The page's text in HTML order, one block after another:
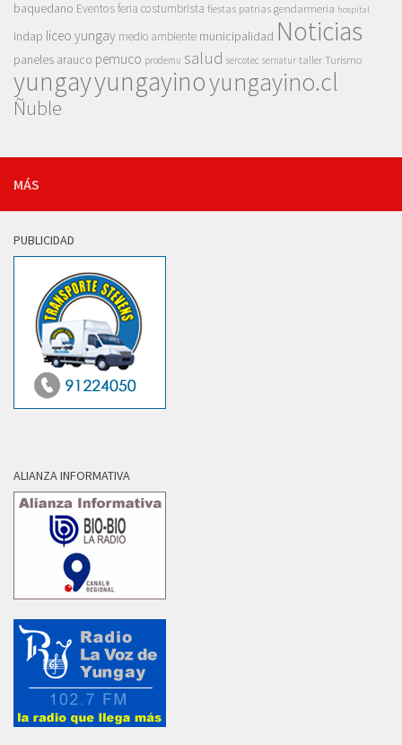
baquedano Eventosferia costumbrista fiestas patrias gendarmeria hospital
indap liceo yungay medio ambiente municipalidad Noticias
paneles arauco pemuco prodemu salud sercotec sernatur taller Turismo
yungayyungayinoyungayino.cl
Ñuble
MÁS
PUBLICIDAD
ALIANZA INFORMATIVA